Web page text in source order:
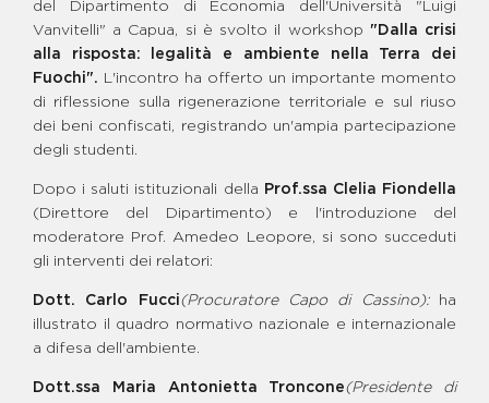
BENE GIOVANNI GAROFALO
BENE MARANO - CENTRO
GIOVANILE POLIVALENTE
BENE MARIO CATERINO -
CENTRO DON MILANI
BENE MICHELE ZAGARIA
BENE PASQUALE SPIERTO -
CENTRO GIOVANILE
BENE RAFFAELE CECORO -
SPAZIO GIOVANI E FAMIGLIE
SCHIAVONE - FATTORIA
BENE SCHIAVONE - CENTRO
"GLOBAL CARE"
BENE SCHIAVONE FRANCESCO
CALCETTO
del Dipartimento di Economia dell'Università "Luigi
Vanvitelli" a Capua, si è svolto il workshop "Dalla crisi
alla risposta: legalità e ambiente nella Terra dei
Fuochi". L'incontro ha offerto un importante momento
di riflessione sulla rigenerazione territoriale e sul riuso
dei beni confiscati, registrando un'ampia partecipazione
degli studenti.
Dopo i saluti istituzionali della Prof.ssa Clelia Fiondella
(Direttore del Dipartimento) e l'introduzione del
moderatore Prof. Amedeo Leopore, si sono succeduti
gli interventi dei relatori:
Dott. Carlo Fucci(Procuratore Capo di Cassino):
ha
illustrato il quadro normativo nazionale e internazionale
a difesa dell'ambiente.
Dott.ssa Maria Antonietta Troncone(Presidente di